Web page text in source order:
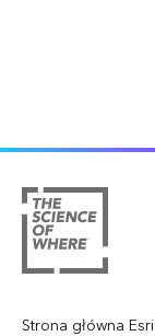
Strona główna Esri